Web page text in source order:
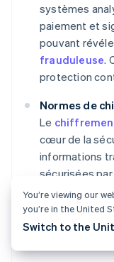
systèmes
paiement et
pouvant
frauduleuse.
protection
Normes de
Le
cœur de la
informations
sécurisées
avancées
accès non
les données
You’re viewing our
you’re in the United
Switch to the